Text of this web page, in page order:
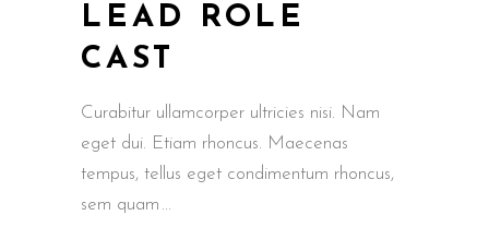
LEAD ROLE
CAST
Curabitur ullamcorper ultricies nisi. Nam
eget dui. Etiam rhoncus. Maecenas
tempus, tellus eget condimentum rhoncus,
sem quam